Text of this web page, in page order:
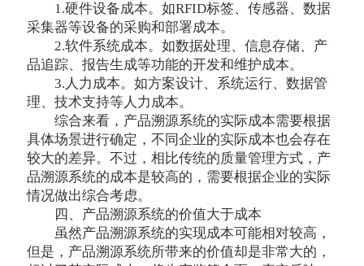
1.硬件设备成本。如RFID标签、传感器、数据
采集器等设备的采购和部署成本。
2.软件系统成本。如数据处理、信息存储、产
品追踪、报告生成等功能的开发和维护成本。
3.人力成本。如方案设计、系统运行、数据管
理、技术支持等人力成本。
综合来看，产品溯源系统的实际成本需要根据
具体场景进行确定，不同企业的实际成本也会存在
较大的差异。不过，相比传统的质量管理方式，产
品溯源系统的成本是较高的，需要根据企业的实际
情况做出综合考虑。
四、产品溯源系统的价值大于成本
虽然产品溯源系统的实现成本可能相对较高，
但是，产品溯源系统所带来的价值却是非常大的，